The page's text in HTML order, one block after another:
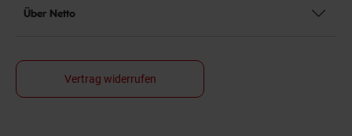
Über Netto
Vertrag widerrufen